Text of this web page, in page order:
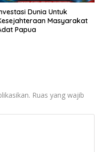
Dunia Untuk
Masyarakat
Papua
Ruas yang wajib